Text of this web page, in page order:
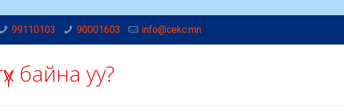
99110103 90001603 info@cekc.mn
байна уу?